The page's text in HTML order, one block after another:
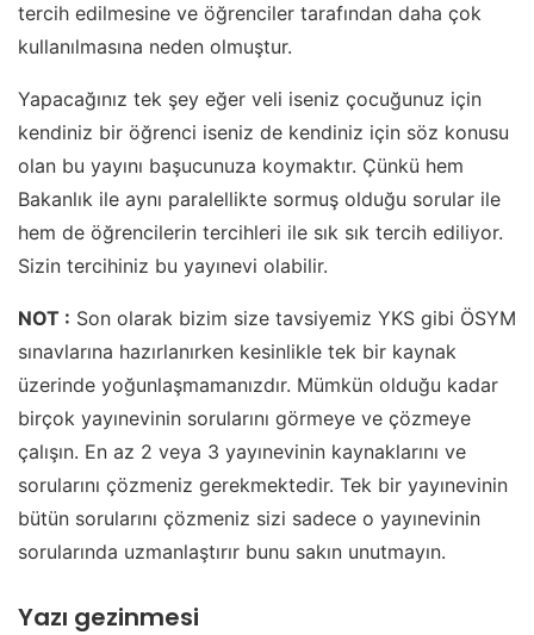
tercih edilmesine ve öğrenciler tarafından daha çok
kullanılmasına neden olmuştur.
Yapacağınız tek şey eğer veli iseniz çocuğunuz için
kendiniz bir öğrenci iseniz de kendiniz için söz konusu
olan bu yayını başucunuza koymaktır. Çünkü hem
Bakanlık ile aynı paralellikte sormuş olduğu sorular ile
hem de öğrencilerin tercihleri ile sık sık tercih ediliyor.
Sizin tercihiniz bu yayınevi olabilir.
NOT : Son olarak bizim size tavsiyemiz YKS gibi ÖSYM
sınavlarına hazırlanırken kesinlikle tek bir kaynak
üzerinde yoğunlaşmamanızdır. Mümkün olduğu kadar
birçok yayınevinin sorularını görmeye ve çözmeye
çalışın. En az 2 veya 3 yayınevinin kaynaklarını ve
sorularını çözmeniz gerekmektedir. Tek bir yayınevinin
bütün sorularını çözmeniz sizi sadece o yayınevinin
sorularında uzmanlaştırır bunu sakın unutmayın.
Yazı gezinmesi